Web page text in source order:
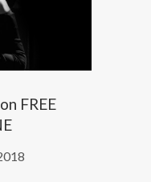
FREE